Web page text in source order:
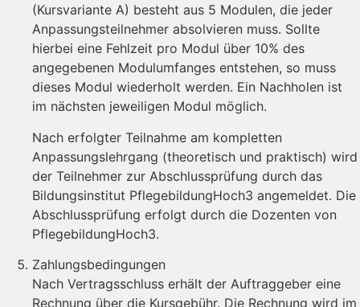
(Kursvariante A) besteht aus 5 Modulen, die jeder
Anpassungsteilnehmer absolvieren muss. Sollte
hierbei eine Fehlzeit pro Modul über 10% des
angegebenen Modulumfanges entstehen, so muss
dieses Modul wiederholt werden. Ein Nachholen ist
im nächsten jeweiligen Modul möglich.
Nach erfolgter Teilnahme am kompletten
Anpassungslehrgang (theoretisch und praktisch) wird
der Teilnehmer zur Abschlussprüfung durch das
Bildungsinstitut PflegebildungHoch3 angemeldet. Die
Abschlussprüfung erfolgt durch die Dozenten von
PflegebildungHoch3.
Zahlungsbedingungen
Nach Vertragsschluss erhält der Auftraggeber eine
Rechnung über die Kursgebühr. Die Rechnung wird im